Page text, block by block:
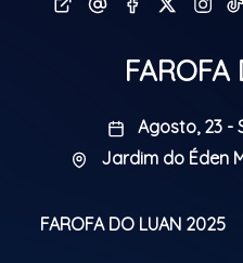
FAROFA
Agosto, 23 -
Jardim do Éden
FAROFA DO LUAN 2025